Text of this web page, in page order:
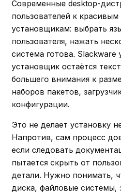
Современные desktop-
пользователей к
установщикам: выбрать
пользователя, нажать
система готова. Slackware
установщик остаётся
большего внимания к
наборов пакетов,
конфигурации.
Это не делает установку
Напротив, сам процесс
если следовать
пытается скрыть от
детали. Нужно понимать,
диска, файловые системы,